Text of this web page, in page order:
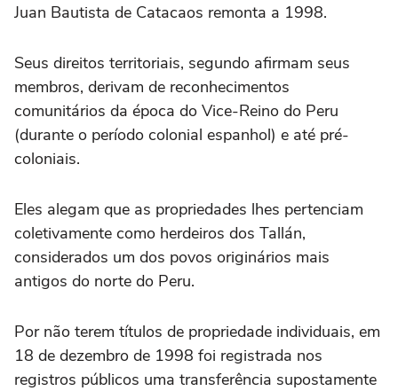
Juan Bautista de Catacaos remonta a 1998.
Seus direitos territoriais, segundo afirmam seus
membros, derivam de reconhecimentos
comunitários da época do Vice-Reino do Peru
(durante o período colonial espanhol) e até pré-
coloniais.
Eles alegam que as propriedades lhes pertenciam
coletivamente como herdeiros dos Tallán,
considerados um dos povos originários mais
antigos do norte do Peru.
Por não terem títulos de propriedade individuais, em
18 de dezembro de 1998 foi registrada nos
registros públicos uma transferência supostamente